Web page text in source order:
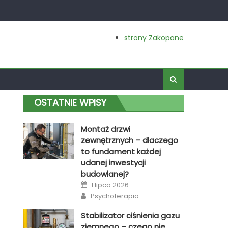
strony Zakopane
OSTATNIE WPISY
Montaż drzwi
zewnętrznych – dlaczego
to fundament każdej
udanej inwestycji
budowlanej?
Posted
on
1 lipca 2026
Author
Psychoterapia
Stabilizator ciśnienia gazu